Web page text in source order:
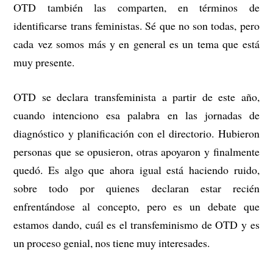
OTD también las comparten, en términos de
identificarse trans feministas. Sé que no son todas, pero
cada vez somos más y en general es un tema que está
muy presente.
OTD se declara transfeminista a partir de este año,
cuando intenciono esa palabra en las jornadas de
diagnóstico y planificación con el directorio. Hubieron
personas que se opusieron, otras apoyaron y finalmente
quedó. Es algo que ahora igual está haciendo ruido,
sobre todo por quienes declaran estar recién
enfrentándose al concepto, pero es un debate que
estamos dando, cuál es el transfeminismo de OTD y es
un proceso genial, nos tiene muy interesades.